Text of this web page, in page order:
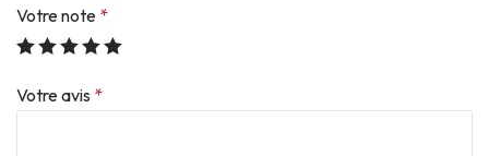
Votre note *
Votre avis *